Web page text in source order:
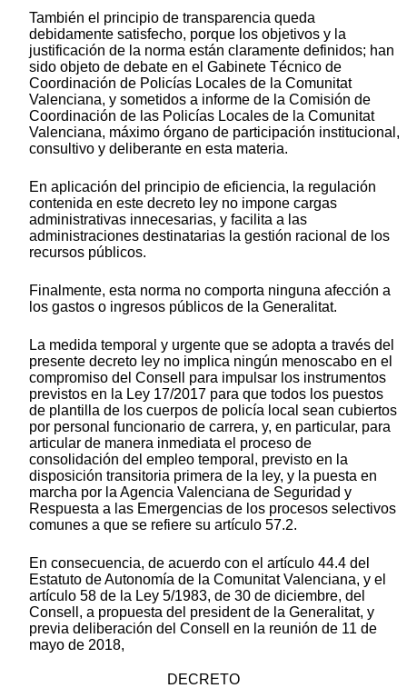
También el principio de transparencia queda
debidamente satisfecho, porque los objetivos y la
justificación de la norma están claramente definidos; han
sido objeto de debate en el Gabinete Técnico de
Coordinación de Policías Locales de la Comunitat
Valenciana, y sometidos a informe de la Comisión de
Coordinación de las Policías Locales de la Comunitat
Valenciana, máximo órgano de participación institucional,
consultivo y deliberante en esta materia.
En aplicación del principio de eficiencia, la regulación
contenida en este decreto ley no impone cargas
administrativas innecesarias, y facilita a las
administraciones destinatarias la gestión racional de los
recursos públicos.
Finalmente, esta norma no comporta ninguna afección a
los gastos o ingresos públicos de la Generalitat.
La medida temporal y urgente que se adopta a través del
presente decreto ley no implica ningún menoscabo en el
compromiso del Consell para impulsar los instrumentos
previstos en la Ley 17/2017 para que todos los puestos
de plantilla de los cuerpos de policía local sean cubiertos
por personal funcionario de carrera, y, en particular, para
articular de manera inmediata el proceso de
consolidación del empleo temporal, previsto en la
disposición transitoria primera de la ley, y la puesta en
marcha por la Agencia Valenciana de Seguridad y
Respuesta a las Emergencias de los procesos selectivos
comunes a que se refiere su artículo 57.2.
En consecuencia, de acuerdo con el artículo 44.4 del
Estatuto de Autonomía de la Comunitat Valenciana, y el
artículo 58 de la Ley 5/1983, de 30 de diciembre, del
Consell, a propuesta del president de la Generalitat, y
previa deliberación del Consell en la reunión de 11 de
mayo de 2018,
DECRETO